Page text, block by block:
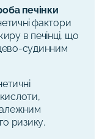
печінки
фактори
в печінці, що
судинним
ризику.